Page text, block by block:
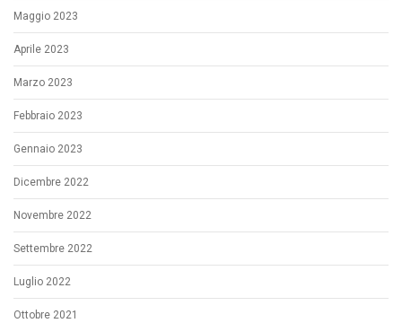
Maggio 2023
Aprile 2023
Marzo 2023
Febbraio 2023
Gennaio 2023
Dicembre 2022
Novembre 2022
Settembre 2022
Luglio 2022
Ottobre 2021